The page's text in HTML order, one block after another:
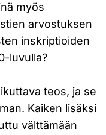
myös
arvostuksen
inskriptioiden
luvulla?
teos, ja se
Kaiken lisäksi
välttämään